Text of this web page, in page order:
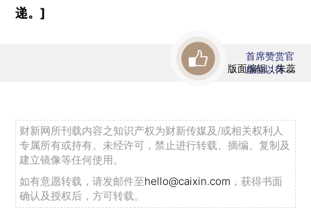
递。]
版面编辑：朱蕊
首席赞赏官
虚位以待
财新网所刊载内容之知识产权为财新传媒及/或相关权利人
专属所有或持有。未经许可，禁止进行转载、摘编、复制及
建立镜像等任何使用。
如有意愿转载，请发邮件至hello@caixin.com ，获得书面
确认及授权后，方可转载。